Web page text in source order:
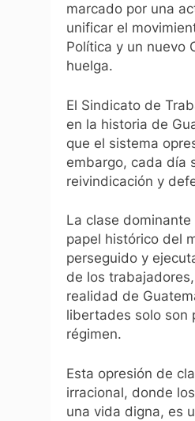
marcado por una
unificar el
Política y un nuevo
huelga.
El Sindicato de
en la historia de
que el sistema
embargo, cada día
reivindicación y
La clase
papel histórico del
perseguido y
de los
realidad de
libertades solo son
régimen.
Esta opresión de
irracional, donde
una vida digna, es